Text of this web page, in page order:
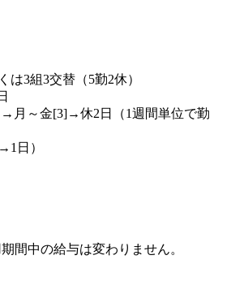
3組3交替（5勤2休）
～金[3]→休2日（1週間単位で勤
日）
間中の給与は変わりません。